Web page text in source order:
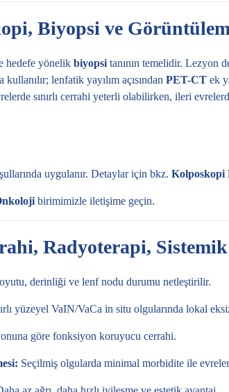
Biyopsi ve
hedefe yönelik biyopsitanının temelidir. Lezyon
kullanılır; lenfatik yayılım açısından PET-CTek
sınırlı cerrahi yeterli olabilirken, ileri
uygulanır. Detaylar için bkz. Kolposkopi
birimimizle iletişime geçin.
Radyoterapi,
derinliği ve lenf nodu durumu netleştirilir.
yüzeyel VaIN/VaCa in situ olgularında lokal
göre fonksiyon koruyucu cerrahi.
Seçilmiş olgularda minimal morbidite ile